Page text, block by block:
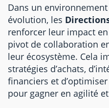
Dans un
évolution, les
renforcer leur impact
pivot de collaboration
leur écosystème. Cela
stratégies d’achats,
financiers et
pour gagner en agilité